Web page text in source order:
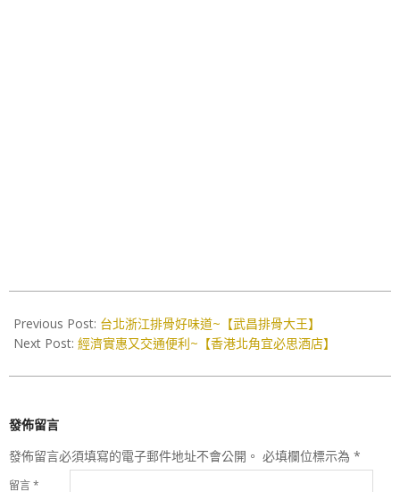
03-
06
Previous Post: 台北浙江排骨好味道~【武昌排骨大王】
Next Post: 經濟實惠又交通便利~【香港北角宜必思酒店】
發佈留言
發佈留言必須填寫的電子郵件地址不會公開。 必填欄位標示為 *
留言*